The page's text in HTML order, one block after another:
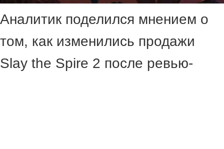
Аналитик поделился мнением о
том, как изменились продажи
Slay the Spire 2 после ревью-